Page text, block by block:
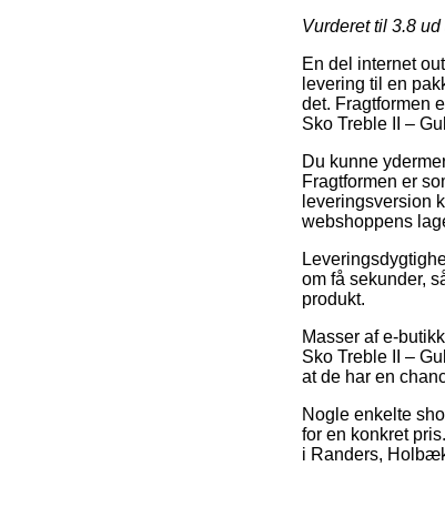
Vurderet til 3.8 ud
En del internet
levering til en
det. Fragtformen
Sko Treble II –
Du kunne
Fragtformen er
leveringsversion
webshoppens
om få sekunder,
produkt.
Masser af e-
Sko Treble II –
at de har en
Nogle enkelte
for en konkret
i Randers,